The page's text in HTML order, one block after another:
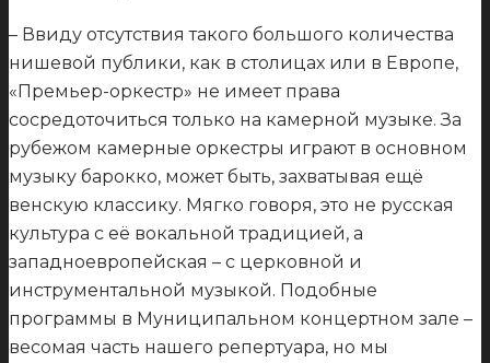
– Ввиду отсутствия такого большого количества
нишевой публики, как в столицах или в Европе,
«Премьер-оркестр» не имеет права
сосредоточиться только на камерной музыке. За
рубежом камерные оркестры играют в основном
музыку барокко, может быть, захватывая ещё
венскую классику. Мягко говоря, это не русская
культура с её вокальной традицией, а
западноевропейская – с церковной и
инструментальной музыкой. Подобные
программы в Муниципальном концертном зале –
весомая часть нашего репертуара, но мы